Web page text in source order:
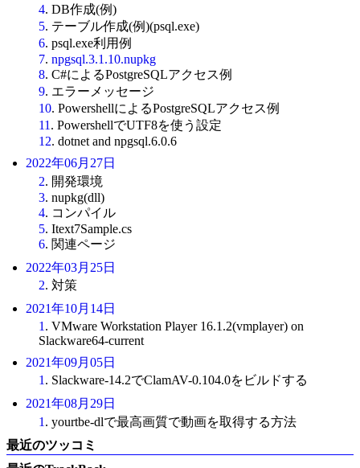
4. DB作成(例)
5. テーブル作成(例)(psql.exe)
6. psql.exe利用例
7. npgsql.3.1.10.nupkg
8. C#によるPostgreSQLアクセス例
9. エラーメッセージ
10. PowershellによるPostgreSQLアクセス例
11 . PowershellでUTF8を使う設定
12. dotnet and npgsql.6.0.6
2022年06月27日
2. 開発環境
3. nupkg(dll)
4. コンパイル
5. Itext7Sample.cs
6. 関連ページ
2022年03月25日
2. 対策
2021年10月14日
1 . VMware Workstation Player 16.1.2(vmplayer) on
Slackware64-current
2021年09月05日
1 . Slackware-14.2でClamAV-0.104.0をビルドする
2021年08月29日
1 . yourtbe-dlで最高画質で動画を取得する方法
最近のツッコミ